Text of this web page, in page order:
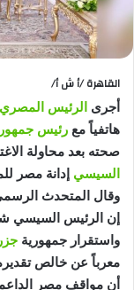
القاهرة /أ ش أ/
أجرى الرئيس
هاتفياً مع رئيس
صحته بعد محاولة
السيسي إدانة مصر
وقال المتحدث
إن الرئيس السيسي
واستقرار جمهورية
معرباً عن خالص
أن مواقف مصر